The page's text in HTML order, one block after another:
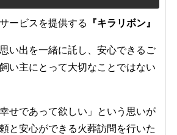
ービスを提供する 『キラリボン』
い出を一緒に託し、安心できるご
い主にとって大切なことではない
せであって欲しい」という思いが
と安心ができる火葬訪問を行いた